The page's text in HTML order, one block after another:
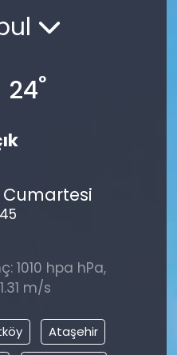
24°
1010 hpa hPa,
m/s
Ataşehir